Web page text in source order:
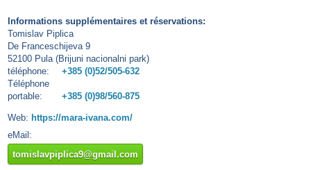
Informations supplémentaires et réservations:
Tomislav Piplica
De Franceschijeva 9
52100 Pula (Brijuni nacionalni park)
téléphone:
+385 (0)52/505-632
Téléphone
portable:
+385 (0)98/560-875
Web: https://mara-ivana.com/
eMail:
tomislavpiplica9@gmail.com